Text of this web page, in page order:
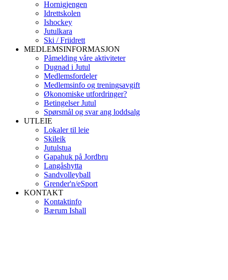
Hornigjengen
Idrettskolen
Ishockey
Jutulkara
Ski / Friidrett
MEDLEMSINFORMASJON
Påmelding våre aktiviteter
Dugnad i Jutul
Medlemsfordeler
Medlemsinfo og treningsavgift
Økonomiske utfordringer?
Betingelser Jutul
Spørsmål og svar ang loddsalg
UTLEIE
Lokaler til leie
Skileik
Jutulstua
Gapahuk på Jordbru
Langåshytta
Sandvolleyball
Grender'n/eSport
KONTAKT
Kontaktinfo
Bærum Ishall